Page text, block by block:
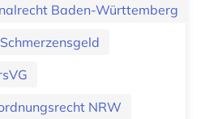
Baden-Württemberg
NRW